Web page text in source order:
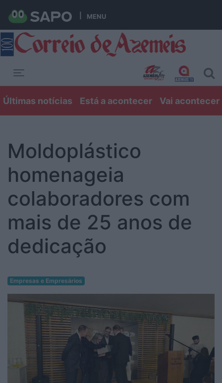
MENU
Últimas notícias Está a acontecer Vai acontecer
Moldoplástico
homenageia
colaboradores com
mais de 25 anos de
dedicação
Empresas e Empresários